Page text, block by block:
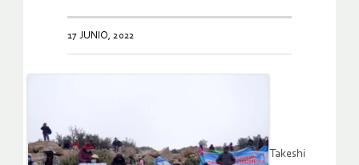
17 JUNIO, 2022
Takeshi